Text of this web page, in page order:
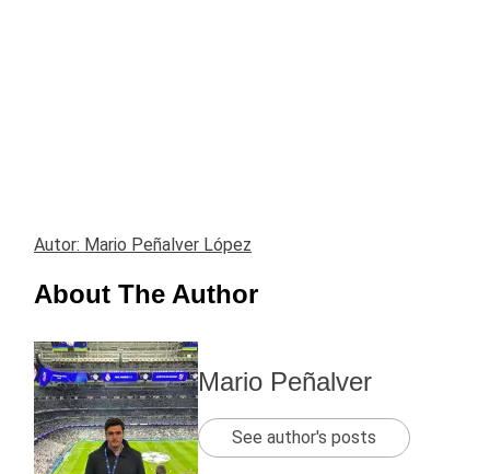
Autor: Mario Peñalver López
About The Author
Mario Peñalver
See author's posts